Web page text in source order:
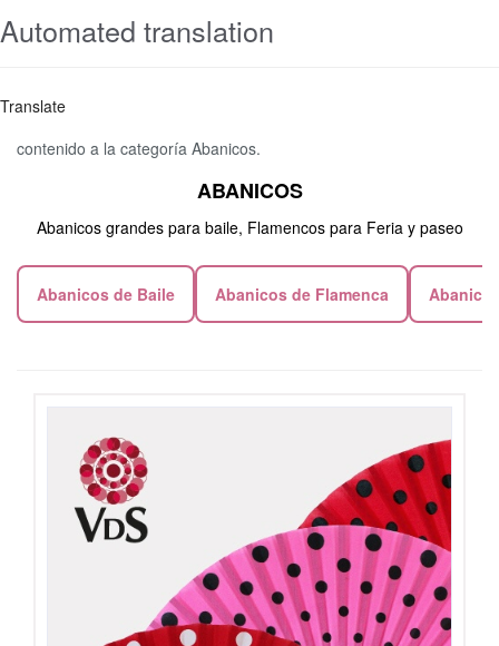
Automated translation
Translate
contenido a la categoría Abanicos.
ABANICOS
Abanicos grandes para baile, Flamencos para Feria y paseo
Abanicos de Baile Abanicos de Flamenca